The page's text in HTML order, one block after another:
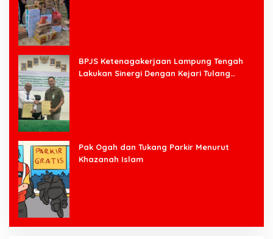
BPJS Ketenagakerjaan Lampung Tengah
Lakukan Sinergi Dengan Kejari Tulang
Pak Ogah dan Tukang Parkir Menurut
Khazanah Islam